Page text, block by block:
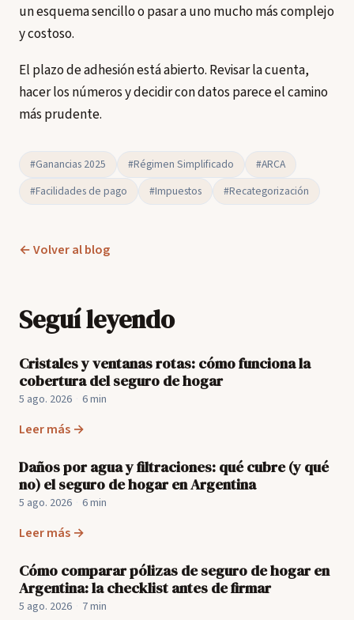
un esquema sencillo o pasar a uno mucho más complejo
y costoso.
El plazo de adhesión está abierto. Revisar la cuenta,
hacer los números y decidir con datos parece el camino
más prudente.
#Ganancias 2025 #Régimen Simplificado
#ARCA
#Facilidades de pago
#Impuestos #Recategorización
← Volver al blog
Seguí leyendo
Cristales y ventanas rotas: cómo funciona la
cobertura del seguro de hogar
5 ago. 2026 6 min
Leer más →
Daños por agua y filtraciones: qué cubre (y qué
no) el seguro de hogar en Argentina
5 ago. 2026 6 min
Leer más →
Cómo comparar pólizas de seguro de hogar en
Argentina: la checklist antes de firmar
5 ago. 2026 7 min